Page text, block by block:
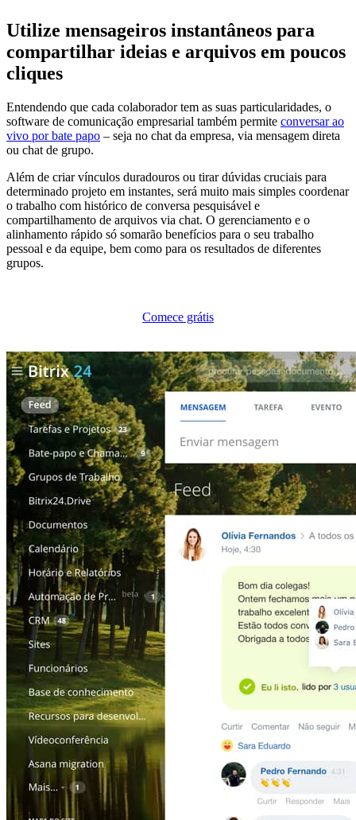
Utilize mensageiros instantâneos para
compartilhar ideias e arquivos em poucos
cliques
Entendendo que cada colaborador tem as suas particularidades, o
software de comunicação empresarial também permite conversar ao
vivo por bate papo – seja no chat da empresa, via mensagem direta
ou chat de grupo.
Além de criar vínculos duradouros ou tirar dúvidas cruciais para
determinado projeto em instantes, será muito mais simples coordenar
o trabalho com histórico de conversa pesquisável e
compartilhamento de arquivos via chat. O gerenciamento e o
alinhamento rápido só somarão benefícios para o seu trabalho
pessoal e da equipe, bem como para os resultados de diferentes
grupos.
Comece grátis